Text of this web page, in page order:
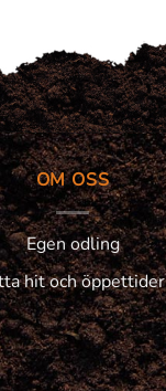
OM OSS
Egen odling
hit och öppettider